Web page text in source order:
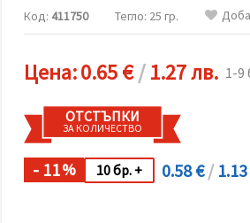
съгласиш
"бисквитки"
натиснеш
"Приеми
всички!"
или да
посочиш
предпочитанията
Код: 411750 Тегло: 25 гр.
Цена:0.65 €/1.27 лв. 1-9
ОТСТЪПКИ
ЗА КОЛИЧЕСТВО
- 11% 10 бр. + 0.58 €/